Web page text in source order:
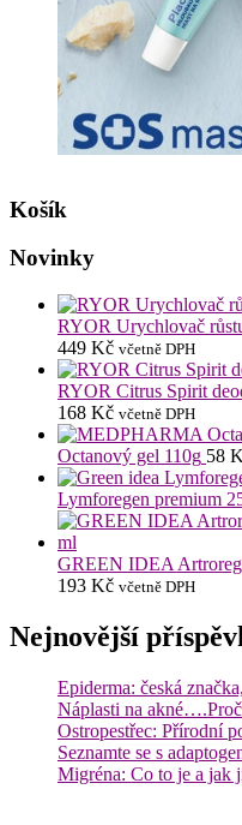
Košík
Novinky
RYOR Urychlovač
449 Kč včetně DPH
RYOR Citrus Spirit
168 Kč včetně DPH
Octanový gel 110g 58
Lymforegen premium
GREEN IDEA
193 Kč včetně DPH
Nejnovější
Epiderma: česká
Náplasti na
Ostropestřec: Přírodní
Seznamte se s
Migréna: Co to je a jak